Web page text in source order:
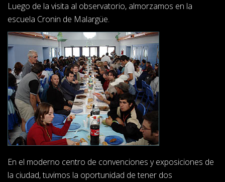
Luego de la visita al observatorio, almorzamos en la
escuela Cronin de Malargüe.
En el moderno centro de convenciones y exposiciones de
la ciudad, tuvimos la oportunidad de tener dos